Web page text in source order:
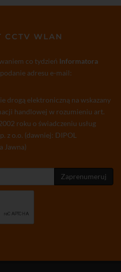
CCTV WLAN
co tydzień Informatora
adresu e-mail:
drogą elektroniczną na wskazany
handlowej w rozumieniu art.
roku o świadczeniu usług
z o.o. (dawniej: DIPOL
Jawna)
Zaprenumeruj